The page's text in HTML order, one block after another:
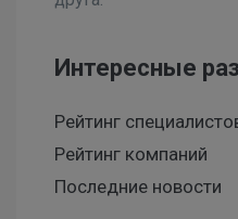
Интересные
Рейтинг
Рейтинг компаний
Последние новости